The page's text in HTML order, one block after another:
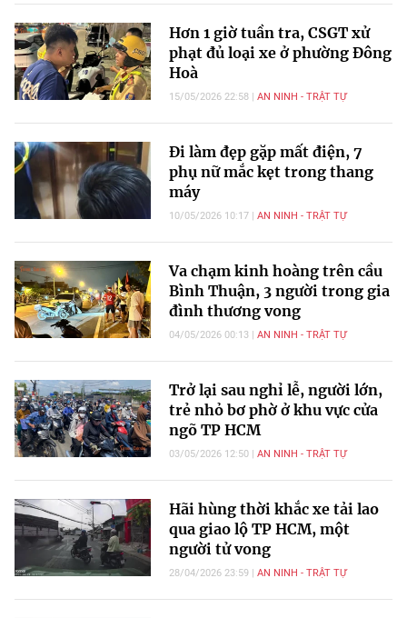
Hơn 1 giờ tuần tra, CSGT xử
phạt đủ loại xe ở phường Đông
Hoà
15/05/2026 22:58 AN NINH - TRẬT TỰ
Đi làm đẹp gặp mất điện, 7
phụ nữ mắc kẹt trong thang
máy
10/05/2026 10:17 AN NINH - TRẬT TỰ
Va chạm kinh hoàng trên cầu
Bình Thuận, 3 người trong gia
đình thương vong
04/05/2026 00:13 AN NINH - TRẬT TỰ
Trở lại sau nghỉ lễ, người lớn,
trẻ nhỏ bơ phờ ở khu vực cửa
ngõ TP HCM
03/05/2026 12:50 AN NINH - TRẬT TỰ
Hãi hùng thời khắc xe tải lao
qua giao lộ TP HCM, một
người tử vong
28/04/2026 23:59 AN NINH - TRẬT TỰ